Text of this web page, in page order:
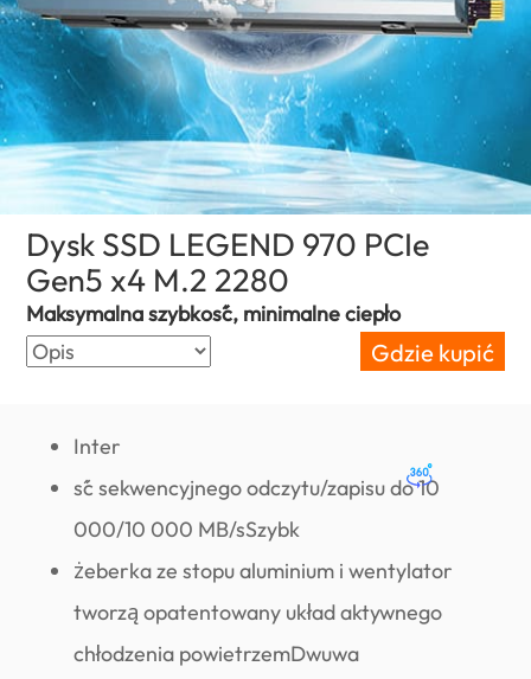
Dysk SSD LEGEND 970 PCIe
Gen5 x4 M.2 2280
Maksymalna szybkość, minimalne ciepło
Gdzie kupić
Inter
ść sekwencyjnego odczytu/zapisu do 10
000/10 000 MB/sSzybk
żeberka ze stopu aluminium i wentylator
tworzą opatentowany układ aktywnego
chłodzenia powietrzemDwuwa